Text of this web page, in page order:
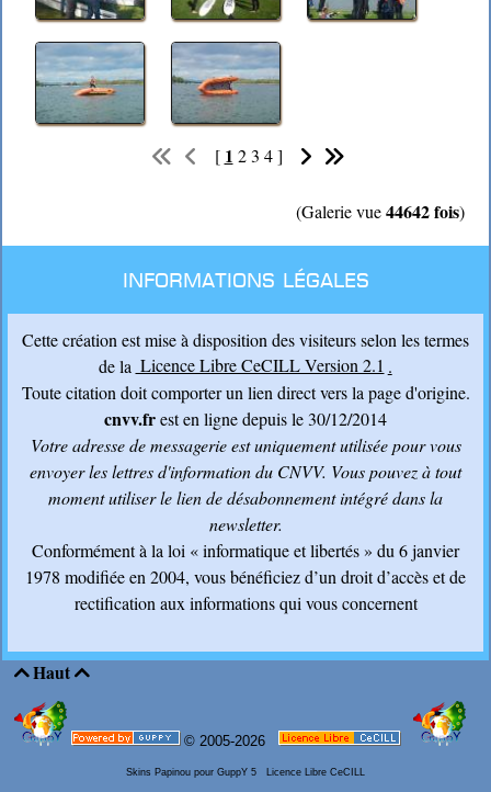
[ 1 2 3 4]
(Galerie vue44642 fois)
Informations légales
Cette création est mise à disposition des visiteurs selon les termes
de la Licence Libre CeCILL Version 2.1 .
Toute citation doit comporter un lien direct vers la page d'origine.
cnvv.frest en ligne depuis le 30/12/2014
Votre adresse de messagerie est uniquement utilisée pour vous
envoyer les lettres d'information du CNVV. Vous pouvez à tout
moment utiliser le lien de désabonnement intégré dans la
newsletter.
Conformément à la loi « informatique et libertés » du 6 janvier
1978 modifiée en 2004, vous bénéficiez d’un droit d’accès et de
rectification aux informations qui vous concernent
Haut 
© 2005-2026
Skins Papinou pour GuppY 5 Licence Libre CeCILL